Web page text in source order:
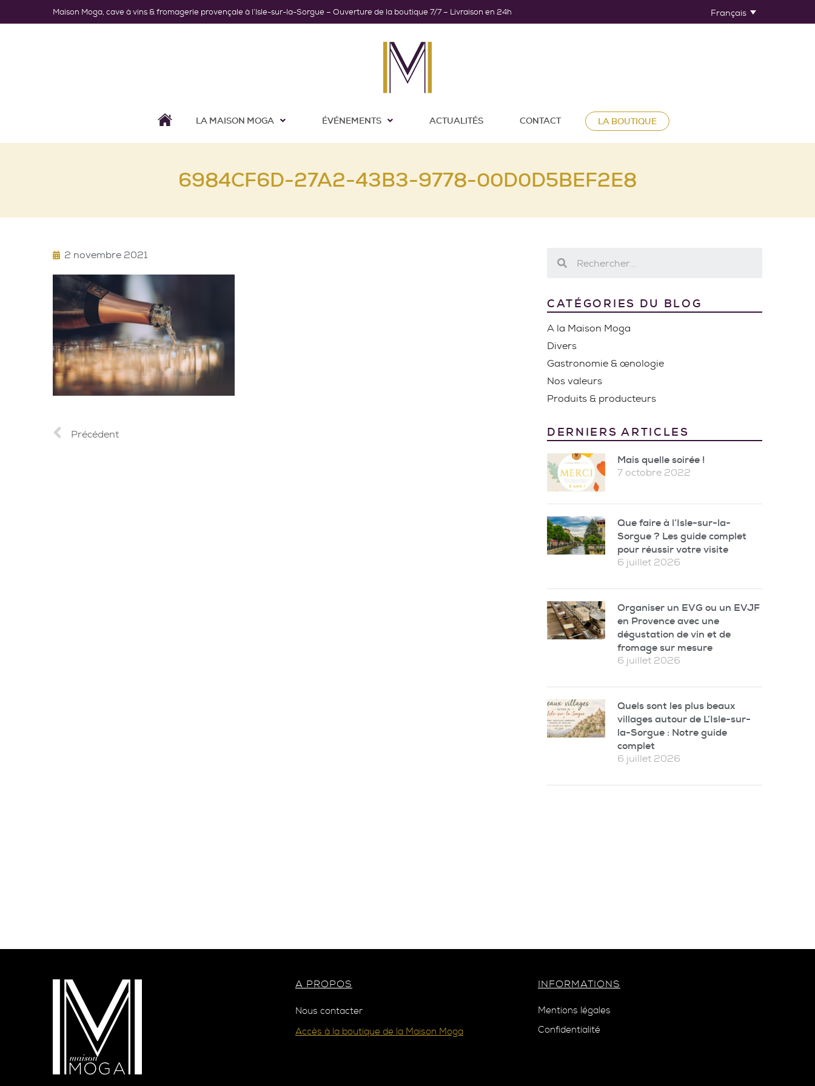
Maison Moga, cave à vins & fromagerie provençale à l’Isle-sur-la-Sorgue – Ouverture de la boutique 7/7 – Livraison en 24h Français
LA MAISON MOGA ÉVÉNEMENTS ACTUALITÉS CONTACT LA BOUTIQUE
6984CF6D-27A2-43B3-9778-00D0D5BEF2E8
2 novembre 2021
Précédent
CATÉGORIES DU BLOG
A la Maison Moga
Divers
Gastronomie & œnologie
Nos valeurs
Produits & producteurs
DERNIERS ARTICLES
Mais quelle soirée !
7 octobre 2022
Que faire à l’Isle-sur-la-
Sorgue ? Les guide complet
pour réussir votre visite
6 juillet 2026
Organiser un EVG ou un EVJF
en Provence avec une
dégustation de vin et de
fromage sur mesure
6 juillet 2026
Quels sont les plus beaux
villages autour de L’Isle-sur-
la-Sorgue : Notre guide
complet
6 juillet 2026
A PROPOS
Nous contacter
Accès à la boutique de la Maison Moga
INFORMATIONS
Mentions légales
Confidentialité